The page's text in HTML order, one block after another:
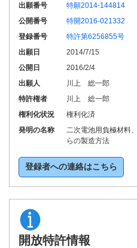
出願番号
特願2014-144814
公開番号
特開2016-021332
登録番号
特許第6256855号
出願日
2014/7/15
公開日
2016/2/4
出願人
川上 総一郎
特許権者
川上 総一郎
権利化状況
権利化済
発明の名称
二次電池用負極材料
らの製造方法
登録者への連絡はこちら
開放特許情報